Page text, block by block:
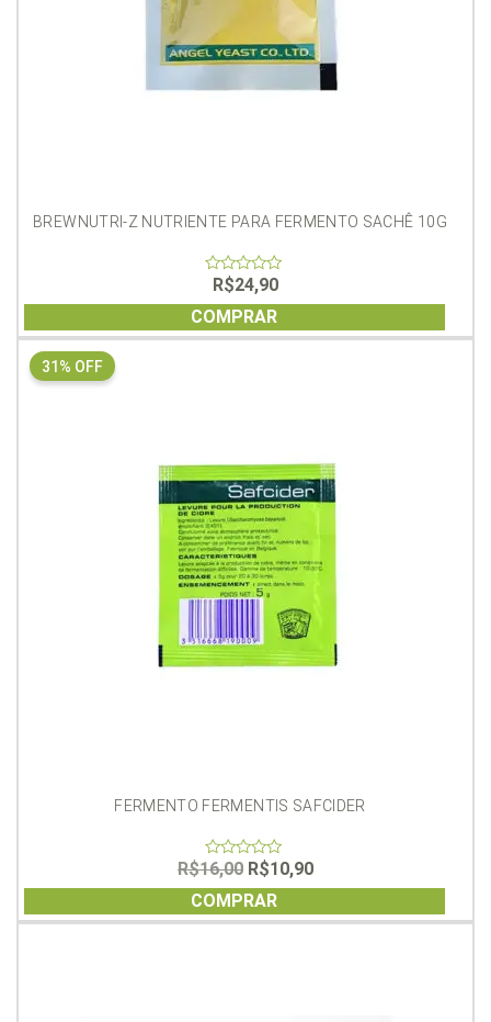
BREWNUTRI-Z NUTRIENTE PARA FERMENTO SACHÊ 10G
of
5
R$24,90
COMPRAR
31% OFF
FERMENTO FERMENTIS SAFCIDER
0
out
of
5
R$16,00 O
preço
original
era:
R$10,90O
preço
é:
COMPRAR